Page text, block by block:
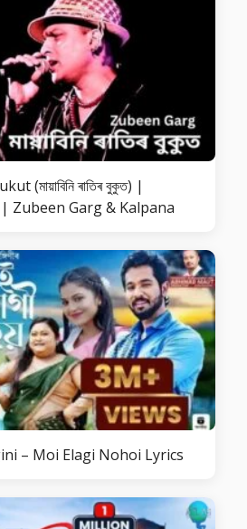
(মায়াবিনি ৰাতিৰ বুকুত) |
Zubeen Garg & Kalpana
– Moi Elagi Nohoi Lyrics